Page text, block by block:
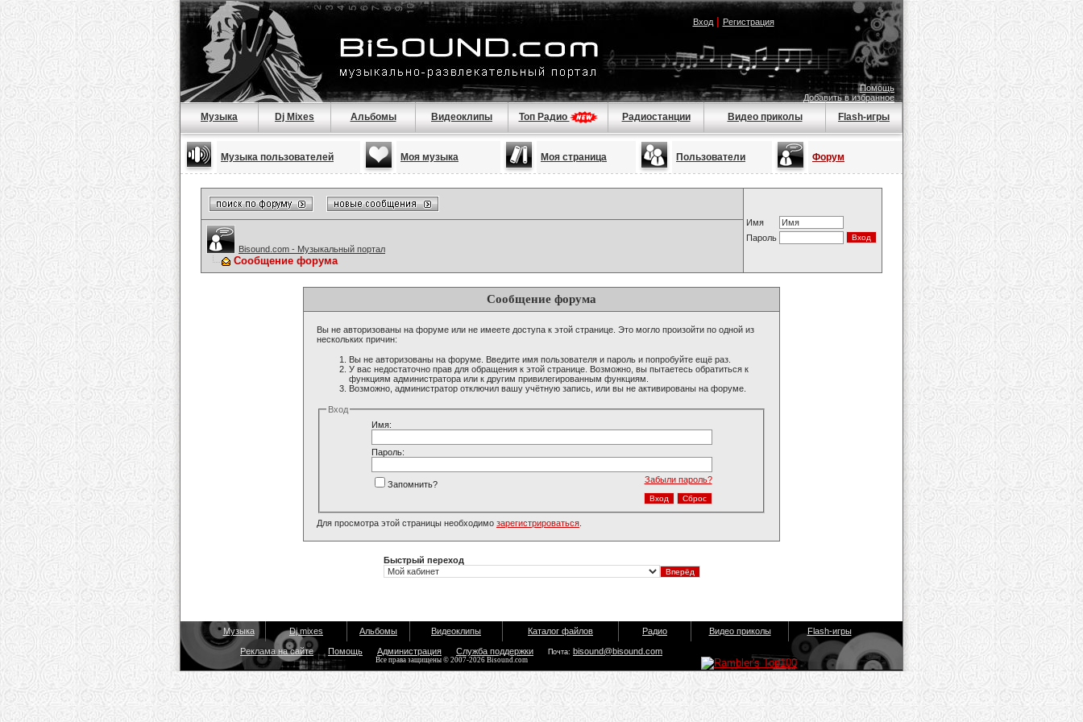
Вход| Регистрация
Помощь
Добавить в избранное
Музыка Dj Mixes Альбомы Видеоклипы Топ Радио Радиостанции Видео приколы Flash-игры
Музыка пользователей Моя музыка Моя страница Пользователи Форум
Имя
Пароль
Bisound.com - Музыкальный портал
Сообщение форума
Сообщение форума
Вы не авторизованы на форуме или не имеете доступа к этой странице. Это могло произойти по одной из
нескольких причин:
Вы не авторизованы на форуме. Введите имя пользователя и пароль и попробуйте ещё раз.
У вас недостаточно прав для обращения к этой странице. Возможно, вы пытаетесь обратиться к
функциям администратора или к другим привилегированным функциям.
Возможно, администратор отключил вашу учётную запись, или вы не активированы на форуме.
Вход
Имя:
Пароль:
Забыли пароль?
Запомнить?
Для просмотра этой страницы необходимо зарегистрироваться
Быстрый переход
Музыка Dj mixes Альбомы Видеоклипы Каталог файлов Радио Видео приколы Flash-игры
Реклама на сайте Помощь Администрация Служба поддержки Почта: bisound@bisound.com
Все права защищены © 2007-2026 Bisound.com